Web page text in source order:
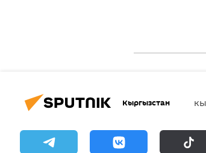
Кыргызстан